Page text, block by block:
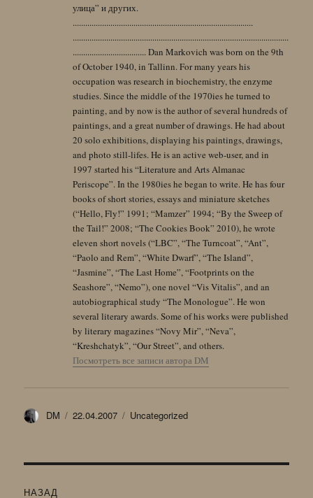
улица” и других.
......................................................................................
.......................................................................................................
................................... Dan Markovich was born on the 9th
of October 1940, in Tallinn. For many years his
occupation was research in biochemistry, the enzyme
studies. Since the middle of the 1970ies he turned to
painting, and by now is the author of several hundreds of
paintings, and a great number of drawings. He had about
20 solo exhibitions, displaying his paintings, drawings,
and photo still-lifes. He is an active web-user, and in
1997 started his “Literature and Arts Almanac
Periscope”. In the 1980ies he began to write. He has four
books of short stories, essays and miniature sketches
(“Hello, Fly!” 1991; “Mamzer” 1994; “By the Sweep of
the Tail!” 2008; “The Cookies Book” 2010), he wrote
eleven short novels (“LBC”, “The Turncoat”, “Ant”,
“Paolo and Rem”, “White Dwarf”, “The Island”,
“Jasmine”, “The Last Home”, “Footprints on the
Seashore”, “Nemo”), one novel “Vis Vitalis”, and an
autobiographical study “The Monologue”. He won
several literary awards. Some of his works were published
by literary magazines “Novy Mir”, “Neva”,
“Kreshchatyk”, “Our Street”, and others.
Посмотреть все записи автора DM
Автор
DM Опубликовано
22.04.2007 Рубрики
Uncategorized
НАЗАД